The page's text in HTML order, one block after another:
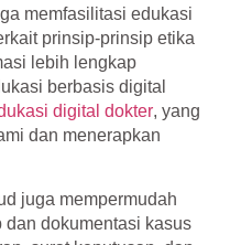
memfasilitasi edukasi
prinsip-prinsip etika
lebih lengkap
berbasis digital
digital dokter, yang
dan menerapkan
juga mempermudah
dan dokumentasi kasus